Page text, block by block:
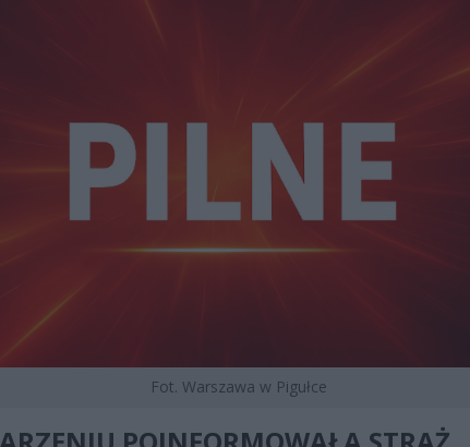
Fot. Warszawa w Pigułce